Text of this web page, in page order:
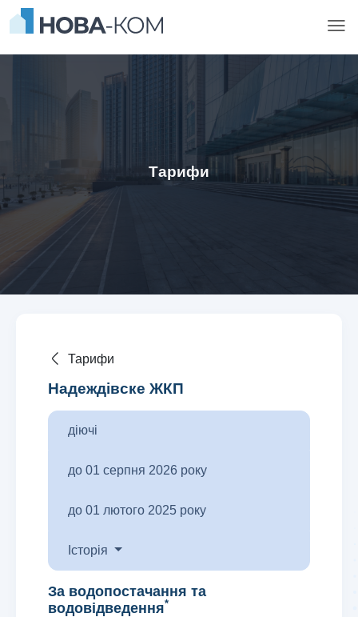
Тарифи
Тарифи
Надеждівске ЖКП
діючі
до 01 серпня 2026 року
до 01 лютого 2025 року
Історія
За водопостачання та
водовідведення*